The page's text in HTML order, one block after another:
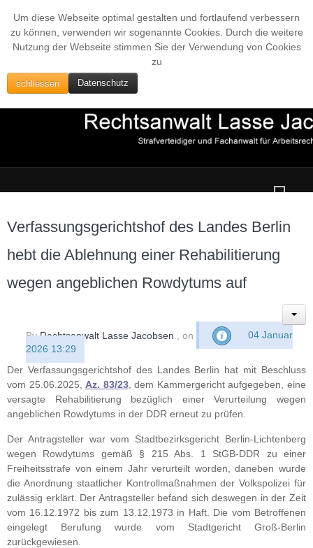
Um diese Webseite optimal gestalten und fortlaufend verbessern
zu können, verwenden wir sogenannte Cookies. Durch die weitere
Nutzung der Webseite stimmen Sie der Verwendung von Cookies
zu
schliessen Datenschutz
Verfassungsgerichtshof des Landes Berlin
hebt die Ablehnung einer Rehabilitierung
wegen angeblichen Rowdytums auf
ByRechtsanwalt Lasse Jacobsen , on
04 Januar
2026 13:29
Der Verfassungsgerichtshof des Landes Berlin hat mit Beschluss
vom 25.06.2025, Az. 83/23, dem Kammergericht aufgegeben, eine
versagte Rehabilitierung bezüglich einer Verurteilung wegen
angeblichen Rowdytums in der DDR erneut zu prüfen.
Der Antragsteller war vom Stadtbezirksgericht Berlin-Lichtenberg
wegen Rowdytums gemäß § 215 Abs. 1 StGB-DDR zu einer
Freiheitsstrafe von einem Jahr verurteilt worden, daneben wurde
die Anordnung staatlicher Kontrollmaßnahmen der Volkspolizei für
zulässig erklärt. Der Antragsteller befand sich deswegen in der Zeit
vom 16.12.1972 bis zum 13.12.1973 in Haft. Die vom Betroffenen
eingelegt Berufung wurde vom Stadtgericht Groß-Berlin
zurückgewiesen.